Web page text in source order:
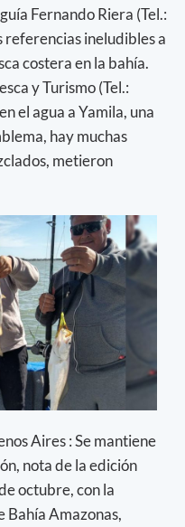
Fernando Riera (Tel.:
ineludibles a
costera en la bahía.
y Turismo (Tel.:
el agua a Yamila, una
hay muchas
metieron
Aires : Se mantiene
nota de la edición
octubre, con la
Bahía Amazonas,